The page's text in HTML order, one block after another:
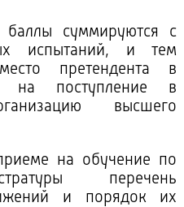
баллы суммируются с
испытаний, и тем
претендента в
на поступление в
высшего
на обучение по
перечень
и порядок их